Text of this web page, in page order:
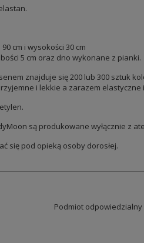
cm i wysokości 30 cm
5 cm oraz dno wykonane z pianki.
znajduje się 200 lub 300 sztuk
i lekkie a zarazem
są produkowane wyłącznie z
się pod opieką osoby dorosłej.
Podmiot